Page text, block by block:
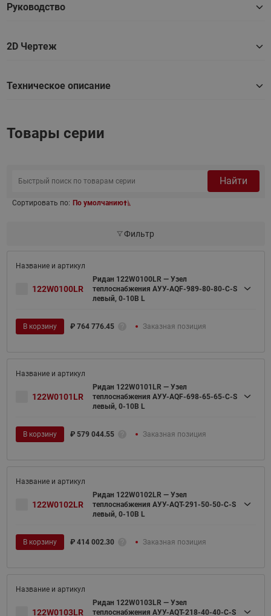
Руководство
2D Чертеж
Техническое описание
Товары серии
Найти
Сортировать по: По умолчанию
Фильтр
122W0100LR
Ридан 122W0100LR — Узел
теплоснабжения АУУ-AQF-989-80-80-C-S
левый, 0-10В L
В корзину ₽ 764 776.45 Заказная позиция
122W0101LR
Ридан 122W0101LR — Узел
теплоснабжения АУУ-AQF-698-65-65-C-S
левый, 0-10В L
В корзину ₽ 579 044.55 Заказная позиция
122W0102LR
Ридан 122W0102LR — Узел
теплоснабжения АУУ-AQT-291-50-50-C-S
левый, 0-10В L
В корзину ₽ 414 002.30 Заказная позиция
122W0103LR
Ридан 122W0103LR — Узел
теплоснабжения АУУ-AQT-218-40-40-C-S